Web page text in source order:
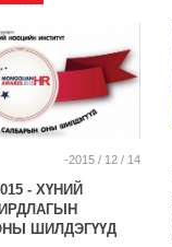
-2015 / 12 / 14
- ХҮНИЙ
ШИЛДЭГҮҮД